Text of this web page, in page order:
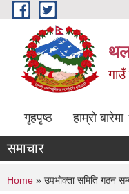
Skip to main content
गाउँ
गृहपृष्ठ हाम्रो बारेमा
समाचार
You are here
Home » उपभोक्ता समिति गठन